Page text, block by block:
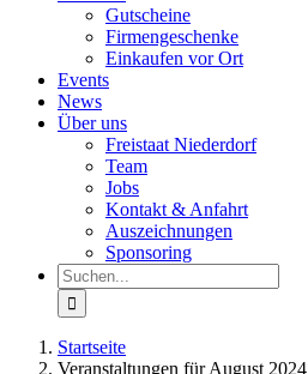
Gutscheine
Firmengeschenke
Einkaufen vor Ort
Events
News
Über uns
Freistaat Niederdorf
Team
Jobs
Kontakt & Anfahrt
Auszeichnungen
Sponsoring
Suche
nach:
Startseite
Veranstaltungen für August 2024